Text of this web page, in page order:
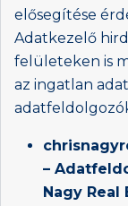
elősegítése
Adatkezelő
felületeken is
az ingatlan
–
Nagy Real